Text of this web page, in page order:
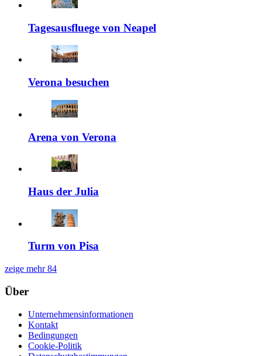
Tagesausfluege von Neapel
Verona besuchen
Arena von Verona
Haus der Julia
Turm von Pisa
zeige mehr84
Über
Unternehmensinformationen
Kontakt
Bedingungen
Cookie-Politik